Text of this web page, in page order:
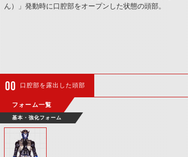
ん）」発動時に口腔部をオープンした状態の頭部。
口腔部を露出した頭部
フォーム一覧
基本・強化フォーム